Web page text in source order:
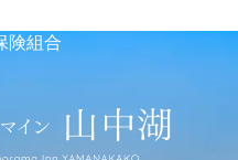
険組合